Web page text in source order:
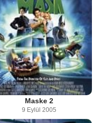
Maske 2
9 Eylül 2005